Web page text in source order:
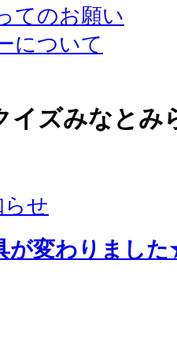
てのお願い
について
イズみなとみ
らせ
が変わりまし